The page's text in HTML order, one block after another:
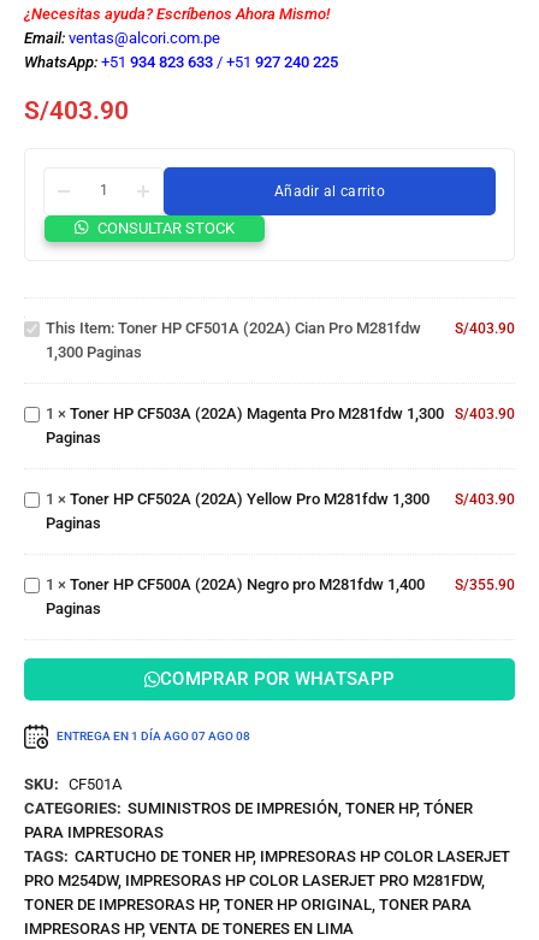
¿Necesitas ayuda? Escríbenos Ahora Mismo!
Email: ventas@alcori.com.pe
WhatsApp: +51 934 823 633 / +51 927 240 225
S/403.90
Añadir al carrito
CONSULTAR STOCK
Toner HP
Cian Pro
M281fdw
1,300
Paginas
This Item: Toner HP CF501A (202A) Cian Pro M281fdw
1,300 Paginas
S/403.90
Toner HP
CF503A
(202A)
Magenta
Pro
M281fdw
1 × Toner HP CF503A (202A) Magenta Pro M281fdw 1,300
Paginas
S/403.90
Toner HP
CF502A
(202A)
Yellow
Pro
M281fdw
1 × Toner HP CF502A (202A) Yellow Pro M281fdw 1,300
Paginas
S/403.90
Toner HP
CF500A
(202A)
Negro
pro
M281fdw
Paginas
1 × Toner HP CF500A (202A) Negro pro M281fdw 1,400
Paginas
S/355.90
COMPRAR POR WHATSAPP
ENTREGA EN 1 DÍA AGO 07AGO 08
SKU: CF501A
CATEGORIES: SUMINISTROS DE IMPRESIÓN, TONER HP, TÓNER
PARA IMPRESORAS
TAGS: CARTUCHO DE TONER HP, IMPRESORAS HP COLOR LASERJET
PRO M254DW, IMPRESORAS HP COLOR LASERJET PRO M281FDW,
TONER DE IMPRESORAS HP, TONER HP ORIGINAL, TONER PARA
IMPRESORAS HP, VENTA DE TONERES EN LIMA